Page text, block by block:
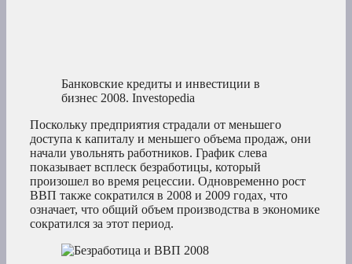
Банковские кредиты и инвестиции в
бизнес 2008. Investopedia
Поскольку предприятия страдали от меньшего
доступа к капиталу и меньшего объема продаж, они
начали увольнять работников. График слева
показывает всплеск безработицы, который
произошел во время рецессии. Одновременно рост
ВВП также сократился в 2008 и 2009 годах, что
означает, что общий объем производства в экономике
сократился за этот период.